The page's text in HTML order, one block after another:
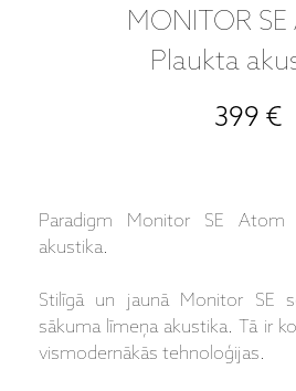
MONITOR SE
Plaukta
399 €
Paradigm Monitor SE
akustika.
Stilīgā un jaunā Monitor SE
sākuma līmeņa akustika. Tā ir
vismodernākās tehnoloģijas.